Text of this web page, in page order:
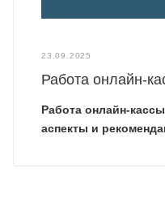
23.09.2025
Работа онлайн-
Работа онлайн-
аспекты и